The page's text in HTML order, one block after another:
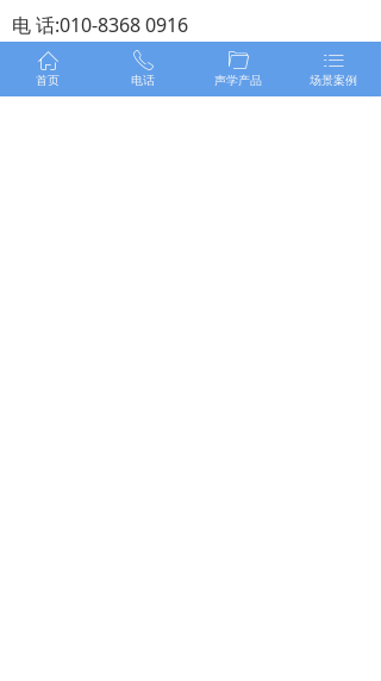
电 话:010-8368 0916
手 机：18601143851
联系人：蒋经理
ꀇ
首页
ꂅ
电话
ꄁ
声学产品
ꂇ
场景案例